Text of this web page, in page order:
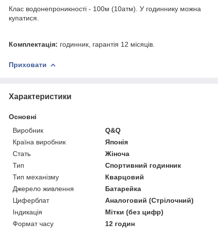
Клас водонепроникності - 100м (10атм). У годиннику можна
купатися.
Комплектація: годинник, гарантія 12 місяців.
Приховати
Характеристики
Основні
Виробник
Q&Q
Країна виробник
Японія
Стать
Жіноча
Тип
Спортивний годинник
Тип механізму
Кварцовий
Джерело живлення
Батарейка
Циферблат
Аналоговий (Стрілочний)
Індикація
Мітки (без цифр)
Формат часу
12 годин